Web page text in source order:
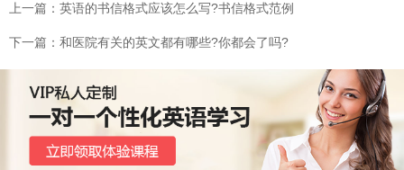
上一篇：英语的书信格式应该怎么写?书信格式范例
下一篇：和医院有关的英文都有哪些?你都会了吗?